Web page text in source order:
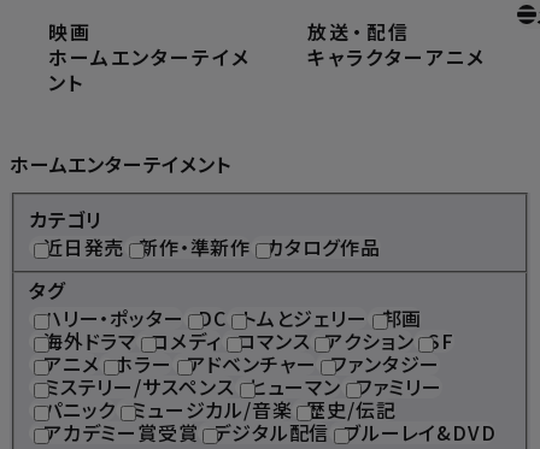
映画
ホームエンターテイメ
ント
放送 ・ 配信
キャラクター アニメ
ホームエンターテイメント
ホームエンターテイメント
カテゴリ
近日発売 新作・準新作 カタログ作品
タグ
ハリー・ポッター
DC トムとジェリー 邦画
海外ドラマ コメディ ロマンス アクション SF
アニメ ホラー アドベンチャー ファンタジー
ミステリー/サスペンス ヒューマン ファミリー
パニック ミュージカル/音楽 歴史/伝記
アカデミー賞受賞 デジタル配信 ブルーレイ&DVD